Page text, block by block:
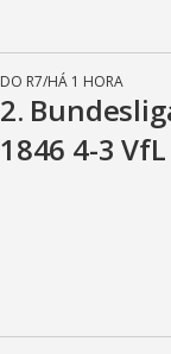
DO R7/HÁ 1 HORA
2.
1846 4-3